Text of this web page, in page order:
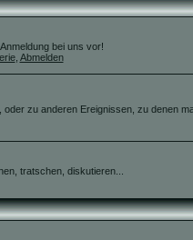
bei uns vor!
, Abmelden
oder zu anderen Ereignissen, zu denen
tratschen, diskutieren...